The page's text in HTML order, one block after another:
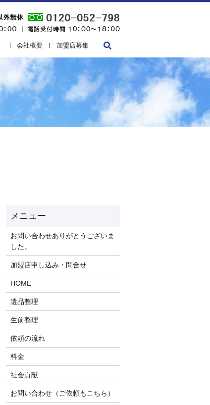
会社概要 加盟店募集
お問い合わせありがとうございま
した。
加盟店申し込み・問合せ
HOME
遺品整理
生前整理
依頼の流れ
料金
社会貢献
お問い合わせ（ご依頼もこちら）